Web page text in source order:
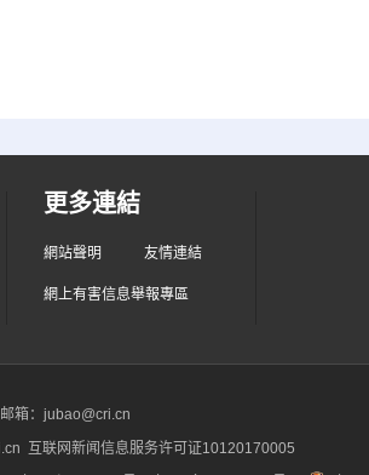
更多連結
網站聲明 友情連結
網上有害信息舉報專區
箱：jubao@cri.cn
互联网新闻信息服务许可证10120170005